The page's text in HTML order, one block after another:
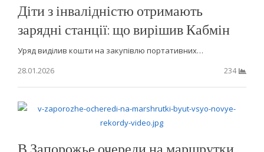
Діти з інвалідністю отримають
зарядні станції: що вирішив Кабмін
Уряд виділив кошти на закупівлю портативних…
28.01.2026
234
В Запорожье очереди на маршрутки